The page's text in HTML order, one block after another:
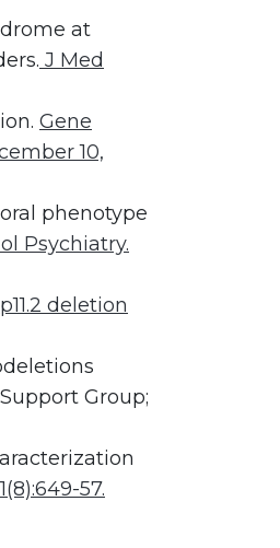
at
J Med
Gene
10,
phenotype
Psychiatry.
deletion
Group;
57.